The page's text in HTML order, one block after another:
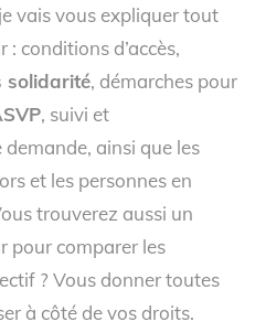
vais vous expliquer tout
: conditions d’accès,
solidarité, démarches pour
, suivi et
ainsi que les
et les personnes en
trouverez aussi un
pour comparer les
? Vous donner toutes
à côté de vos droits.